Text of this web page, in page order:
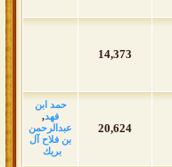
14,373
20,624
حمد ابن
فهد,
عبدالرحمن
بن فلاح آل
بريك